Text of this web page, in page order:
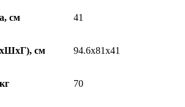
см 41
см 94.6x81x41
70